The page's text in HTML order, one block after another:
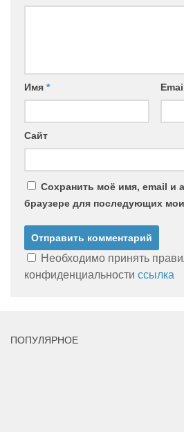
Имя *
Сайт
Сохранить моё имя, email и
браузере для последующих
Необходимо принять
конфиденциальности ссылка
ПОПУЛЯРНОЕ